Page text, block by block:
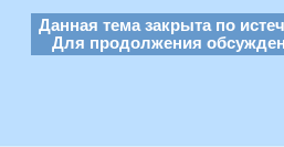
Данная тема закрыта по
Для продолжения